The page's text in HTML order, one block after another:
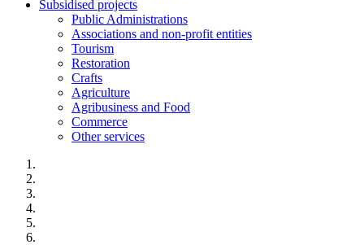
Subsidised projects
Public Administrations
Associations and non-profit entities
Tourism
Restoration
Crafts
Agriculture
Agribusiness and Food
Commerce
Other services